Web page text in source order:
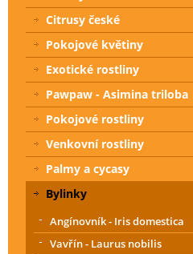
Citrusy české
Pokojové květiny
Exotické rostliny
Pawpaw - Asimina triloba
Pokojové rostliny
Venkovní rostliny
Palmy a cycasy
Bylinky
Angínovník - Iris domestica
Vavřín - Laurus nobilis